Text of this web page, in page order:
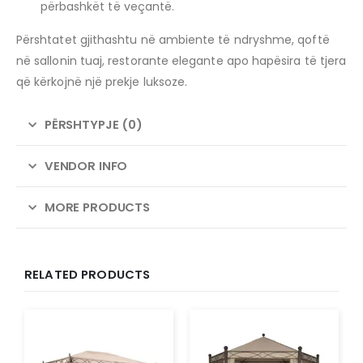
përbashkët të veçantë.
Përshtatet gjithashtu në ambiente të ndryshme, qoftë
në sallonin tuaj, restorante elegante apo hapësira të tjera
që kërkojnë një prekje luksoze.
PËRSHTYPJE (0)
VENDOR INFO
MORE PRODUCTS
RELATED PRODUCTS